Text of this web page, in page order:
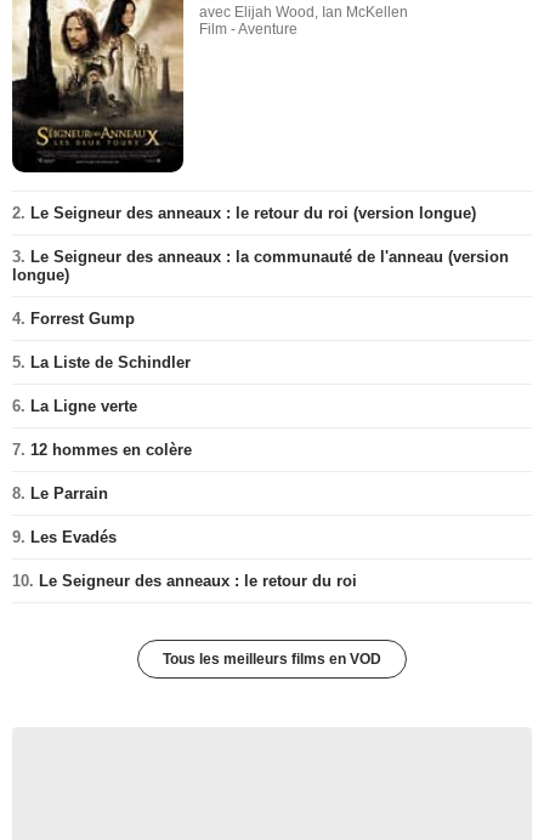
avec Elijah Wood, Ian McKellen
Film - Aventure
2. Le Seigneur des anneaux : le retour du roi (version longue)
3. Le Seigneur des anneaux : la communauté de l'anneau (version
longue)
4. Forrest Gump
5. La Liste de Schindler
6. La Ligne verte
7. 12 hommes en colère
8. Le Parrain
9. Les Evadés
10. Le Seigneur des anneaux : le retour du roi
Tous les meilleurs films en VOD